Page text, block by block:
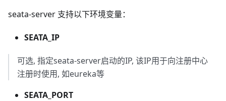
seata-server 支持以下环境变量：
SEATA_IP
可选, 指定seata-server启动的IP, 该IP用于向注册中心
注册时使用, 如eureka等
SEATA_PORT